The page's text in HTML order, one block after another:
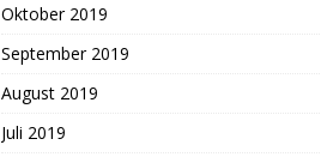
Oktober 2019
September 2019
August 2019
Juli 2019